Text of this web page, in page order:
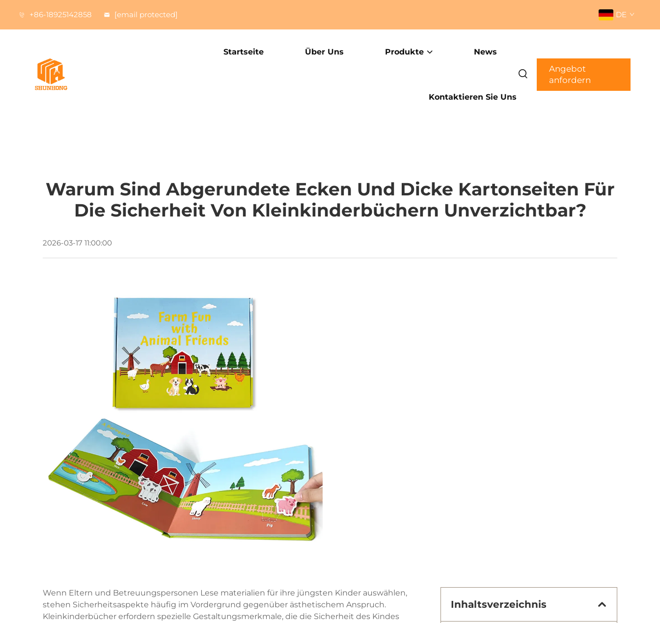
+86-18925142858 [email protected] DE
Startseite Über Uns Produkte News
Kontaktieren Sie Uns
Angebot
anfordern
Warum Sind Abgerundete Ecken Und Dicke Kartonseiten Für
Die Sicherheit Von Kleinkinderbüchern Unverzichtbar?
2026-03-17 11:00:00
Wenn Eltern und Betreuungspersonen Lese materialien für ihre jüngsten Kinder auswählen,
stehen Sicherheitsaspekte häufig im Vordergrund gegenüber ästhetischem Anspruch.
Kleinkinderbücher erfordern spezielle Gestaltungsmerkmale, die die Sicherheit des Kindes
Inhaltsverzeichnis